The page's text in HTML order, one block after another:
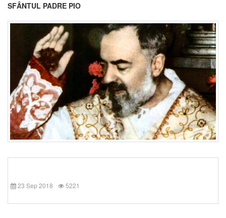
SFÂNTUL PADRE PIO
23 Sep 2018 5221